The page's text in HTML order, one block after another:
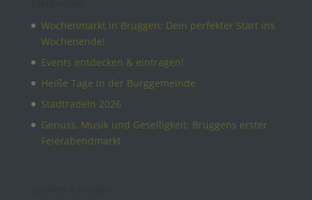
Wochenmarkt in Brüggen: Dein perfekter Start ins
Wochenende!
Events entdecken & eintragen!
Heiße Tage in der Burggemeinde
Stadtradeln 2026
Genuss, Musik und Geselligkeit: Brüggens erster
Feierabendmarkt